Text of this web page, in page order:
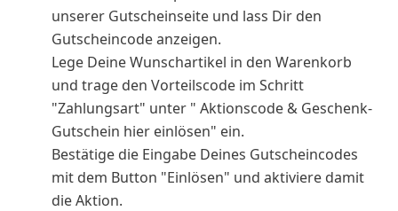
unserer Gutscheinseite und lass Dir den
Gutscheincode anzeigen.
Lege Deine Wunschartikel in den Warenkorb
und trage den Vorteilscode im Schritt
"Zahlungsart" unter " Aktionscode & Geschenk-
Gutschein hier einlösen" ein.
Bestätige die Eingabe Deines Gutscheincodes
mit dem Button "Einlösen" und aktiviere damit
die Aktion.